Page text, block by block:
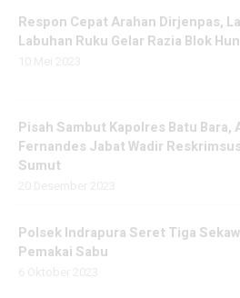
Respon Cepat Arahan Dirjenpas,
Labuhan Ruku Gelar Razia Blok
Pisah Sambut Kapolres Batu Bara,
Fernandes Jabat Wadir
Sumut
Polsek Indrapura Seret Tiga
Pemakai Sabu